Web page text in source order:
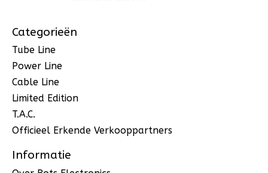
Categorieën
Tube Line
Power Line
Cable Line
Limited Edition
T.A.C.
Officieel Erkende Verkooppartners
Informatie